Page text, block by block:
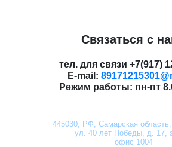
Связаться с
тел. для связи +7(917)
E-mail:
Режим работы: пн-пт
445030, РФ, Самарская область,
ул. 40 лет Победы, д. 17,
офис 1004